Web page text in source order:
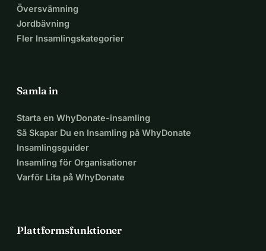
Översvämning
Jordbävning
Fler Insamlingskategorier
Samla in
Starta en WhyDonate-insamling
Så Skapar Du en Insamling på WhyDonate
Insamlingsguider
Insamling för Organisationer
Varför Lita på WhyDonate
Plattformsfunktioner